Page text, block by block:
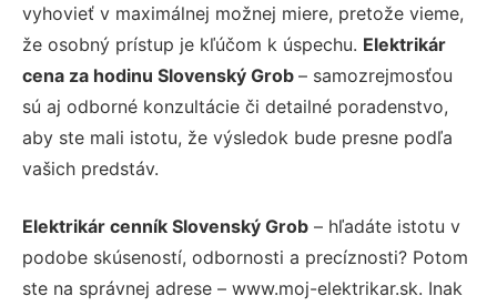
vyhovieť v maximálnej možnej miere, pretože vieme,
že osobný prístup je kľúčom k úspechu. Elektrikár
cena za hodinu Slovenský Grob – samozrejmosťou
sú aj odborné konzultácie či detailné poradenstvo,
aby ste mali istotu, že výsledok bude presne podľa
vašich predstáv.
Elektrikár cenník Slovenský Grob – hľadáte istotu v
podobe skúseností, odbornosti a precíznosti? Potom
ste na správnej adrese – www.moj-elektrikar.sk. Inak